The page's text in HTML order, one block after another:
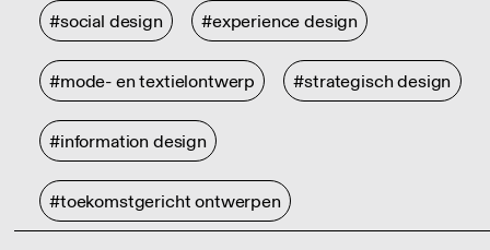
#social design #experience design
#mode- en textielontwerp #strategisch design
#information design
#toekomstgericht ontwerpen